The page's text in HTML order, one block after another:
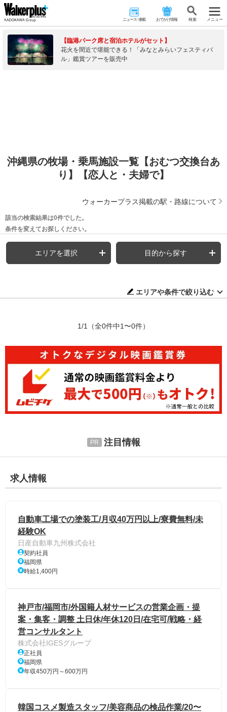
ニュース･連載 おでかけ情報 検 索 メニュー
【臨港パーク席と宿泊ホテルがセット】
花火を間近で堪能できる！「みなとみらいフェスティバ
ル」鑑賞ツアーを販売中
沖縄県の牧場・乗馬施設一覧【おむつ交換台あ
り】【恋人と・夫婦で】
ウォーカープラス掲載の駅・路線について
該当の検索結果は0件でした。
条件を変えてお探しください。
エリアを選択 目的から探す
エリアや条件で絞り込む
1/1 （全0件中1〜0件）
注目情報
求人情報
自動車工場での塗装工/月収40万円以上/寮費無料/未
経験OK
日産自動車九州株式会社
契約社員
福岡県
時給1,400円
神戸市/福岡市/外国籍人材サービスの営業企画・提
案・集客・調整 土日休/年休120日/在宅可/戦略・経
営コンサルタント
株式会社IGESグループ
正社員
福岡県
年収450万円～600万円
韓国コスメ製造スタッフ/美容商品の検品作業/20〜